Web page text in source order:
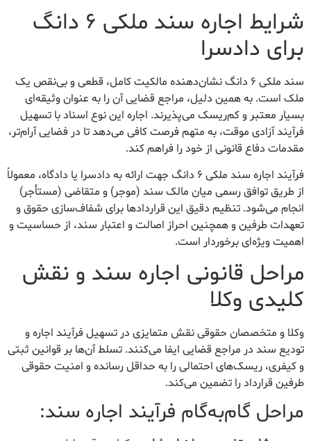
شرایط اجاره سند ملکی ۶ دانگ
برای دادسرا
سند ملکی ۶ دانگ نشان‌دهنده مالکیت کامل، قطعی و بی‌نقص یک
ملک است. به همین دلیل، مراجع قضایی آن را به عنوان وثیقه‌ای
بسیار معتبر و کم‌ریسک می‌پذیرند. اجاره این نوع اسناد با تسهیل
فرآیند آزادی موقت، به متهم فرصت کافی می‌دهد تا در فضایی آرام‌تر،
مقدمات دفاع قانونی از خود را فراهم کند.
فرآیند اجاره سند ملکی ۶ دانگ جهت ارائه به دادسرا یا دادگاه، معمولاً
از طریق توافق رسمی میان مالک سند (موجر) و متقاضی (مستأجر)
انجام می‌شود. تنظیم دقیق این قراردادها برای شفاف‌سازی حقوق و
تعهدات طرفین و همچنین احراز اصالت و اعتبار سند، از حساسیت و
اهمیت ویژه‌ای برخوردار است.
مراحل قانونی اجاره سند و نقش
کلیدی وکلا
وکلا و متخصصان حقوقی نقش متمایزی در تسهیل فرآیند اجاره و
تودیع سند در مراجع قضایی ایفا می‌کنند. تسلط آن‌ها بر قوانین ثبتی
و کیفری، ریسک‌های احتمالی را به حداقل رسانده و امنیت حقوقی
طرفین قرارداد را تضمین می‌کند.
مراحل گام‌به‌گام فرآیند اجاره سند: